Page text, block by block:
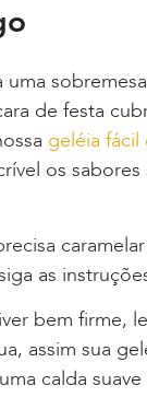
de festa
geléia
os
as
bem firme,
assim sua
calda